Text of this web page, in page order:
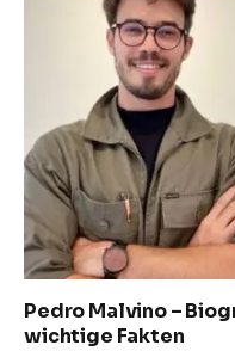
Pedro Malvino –
wichtige Fakten